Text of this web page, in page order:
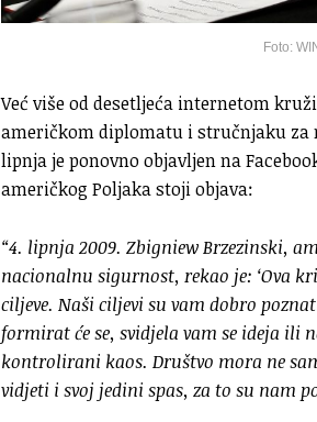
Foto:
Već više od desetljeća internetom
američkom diplomatu i stručnjaku za
lipnja je ponovno objavljen na
američkog Poljaka stoji objava:
“4. lipnja 2009. Zbigniew Brzezinski,
nacionalnu sigurnost, rekao je: ‘Ova
ciljeve. Naši ciljevi su vam dobro
formirat će se, svidjela vam se ideja ili
kontrolirani kaos. Društvo mora ne
vidjeti i svoj jedini spas, za to su nam